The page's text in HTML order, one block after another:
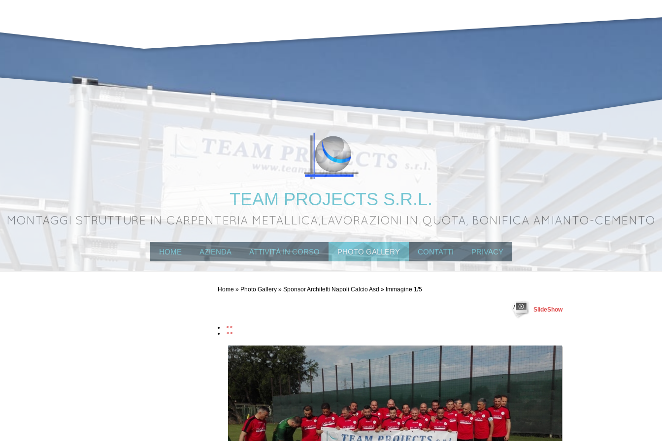
TEAM PROJECTS S.R.L.
MONTAGGI STRUTTURE IN CARPENTERIA METALLICA,LAVORAZIONI IN QUOTA, BONIFICA AMIANTO-CEMENTO
HOME AZIENDA ATTIVITÀ IN CORSO PHOTO GALLERY CONTATTI PRIVACY
Home » Photo Gallery » Sponsor Architetti Napoli Calcio Asd » Immagine 1/5
SlideShow
<<
>>